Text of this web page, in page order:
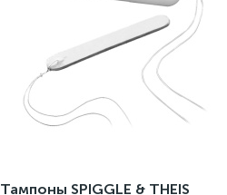
Тампоны SPIGGLE & THEIS